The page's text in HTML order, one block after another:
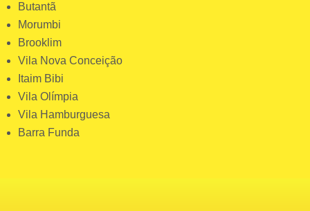
Butantã
Morumbi
Brooklim
Vila Nova Conceição
Itaim Bibi
Vila Olímpia
Vila Hamburguesa
Barra Funda